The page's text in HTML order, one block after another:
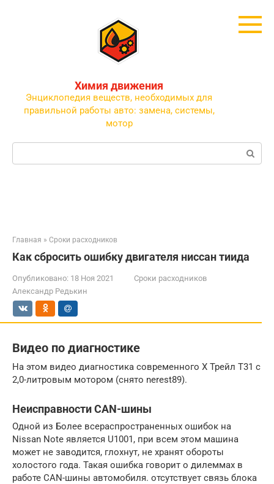
Химия движения
Энциклопедия веществ, необходимых для
правильной работы авто: замена, системы,
мотор
Поиск:
Главная » Сроки расходников
Как сбросить ошибку двигателя ниссан тиида
Опубликовано: 18 Ноя 2021
Сроки расходников
Александр Редькин
Видео по диагностике
На этом видео диагностика современного Х Трейл T31 с
2,0-литровым мотором (снято nerest89).
Неисправности CAN-шины
Одной из Более всераспространенных ошибок на
Nissan Note является U1001, при всем этом машина
может не заводится, глохнут, не хранят обороты
холостого года. Такая ошибка говорит о дилеммах в
работе CAN-шины автомобиля. отсутствует связь блока